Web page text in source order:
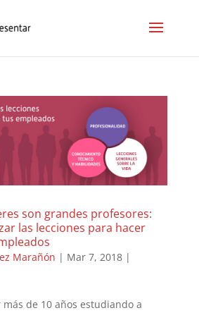
son grandes profesores:
las lecciones para hacer
Marañón | Mar 7, 2018|
de 10 años estudiando a